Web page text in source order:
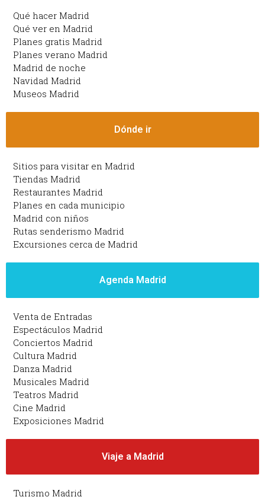
Qué hacer Madrid
Qué ver en Madrid
Planes gratis Madrid
Planes verano Madrid
Madrid de noche
Navidad Madrid
Museos Madrid
Dónde ir
Sitios para visitar en Madrid
Tiendas Madrid
Restaurantes Madrid
Planes en cada municipio
Madrid con niños
Rutas senderismo Madrid
Excursiones cerca de Madrid
Agenda Madrid
Venta de Entradas
Espectáculos Madrid
Conciertos Madrid
Cultura Madrid
Danza Madrid
Musicales Madrid
Teatros Madrid
Cine Madrid
Exposiciones Madrid
Viaje a Madrid
Turismo Madrid